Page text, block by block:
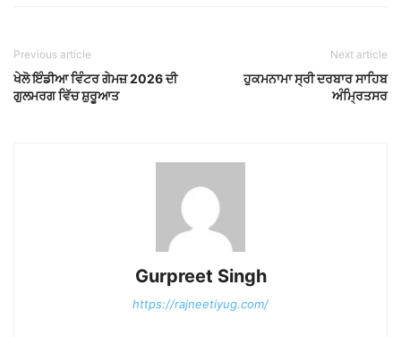
Previous article
ਖੇਲੋ ਇੰਡੀਆ ਵਿੰਟਰ ਗੇਮਜ਼ 2026 ਦੀ
ਗੁਲਮਰਗ ਵਿੱਚ ਸ਼ੁਰੂਆਤ
Next article
ਹੁਕਮਨਾਮਾ ਸ੍ਰੀ ਦਰਬਾਰ ਸਾਹਿਬ
ਅੰਮ੍ਰਿਤਸਰ
Gurpreet Singh
https://rajneetiyug.com/